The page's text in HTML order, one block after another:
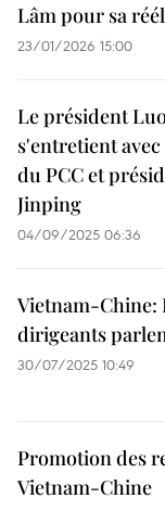
Lâm pour sa
23/01/2026 15:00
Le président
s'entretient
du PCC et
Jinping
04/09/2025 06:36
Vietnam-Chine:
dirigeants
30/07/2025 10:49
Promotion des
Vietnam-Chine